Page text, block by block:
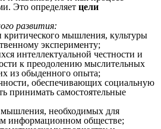
Это определяет цели
развития:
критического мышления, культуры
эксперименту;
интеллектуальной честности и
к преодолению мыслительных
из обыденного опыта;
обеспечивающих социальную
принимать самостоятельные
мышления, необходимых для
информационном обществе;